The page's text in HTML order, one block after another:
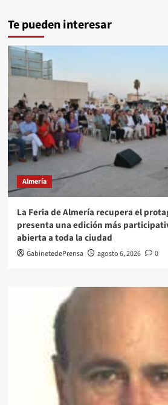
Te pueden interesar
Almería
La Feria de Almería recupera el
presenta una edición más
abierta a toda la ciudad
GabinetedePrensa agosto 6, 2026 0